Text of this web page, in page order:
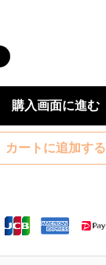
購入画面に進む
カートに追加する